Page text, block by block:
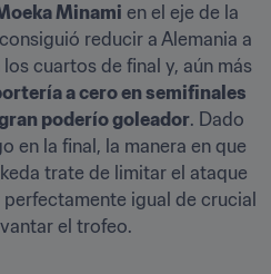
Minami en el eje de la
reducir a Alemania a
cuartos de final y, aún más
a cero en semifinales
poderío goleador. Dado
en la final, la manera en que
trate de limitar el ataque
igual de crucial
el trofeo.